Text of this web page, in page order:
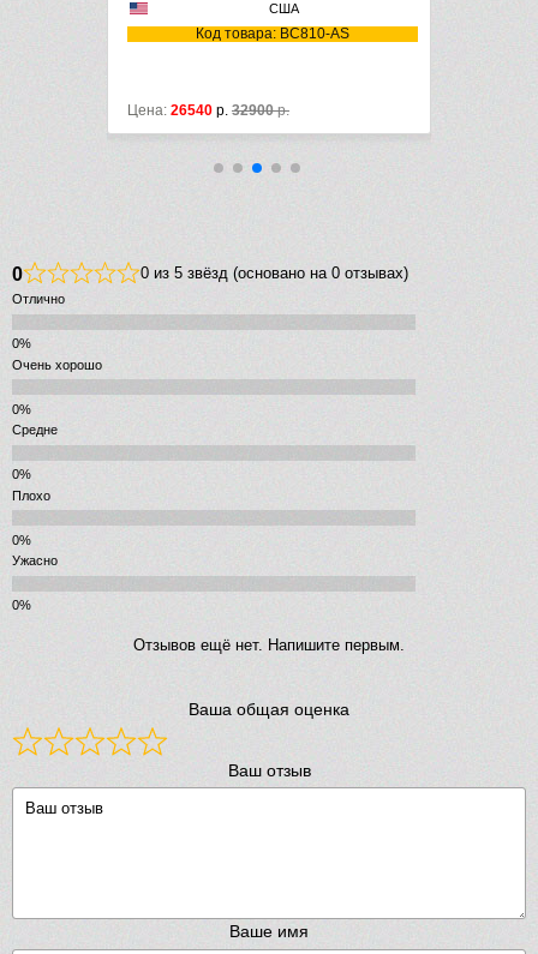
США
Код товара: BC810-AS
Цена: 26540 р. 32900р.
0 0 из 5 звёзд (основано на 0 отзывах)
Отлично
Очень хорошо
Средне
Плохо
Ужасно
Отзывов ещё нет. Напишите первым.
Ваша общая оценка
Ваш отзыв
Ваше имя